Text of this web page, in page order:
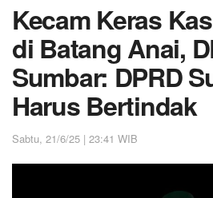
Kecam Keras
di Batang Anai,
Sumbar: DPRD
Harus Bertindak
Sabtu, 21/6/25 | 23:41 WIB